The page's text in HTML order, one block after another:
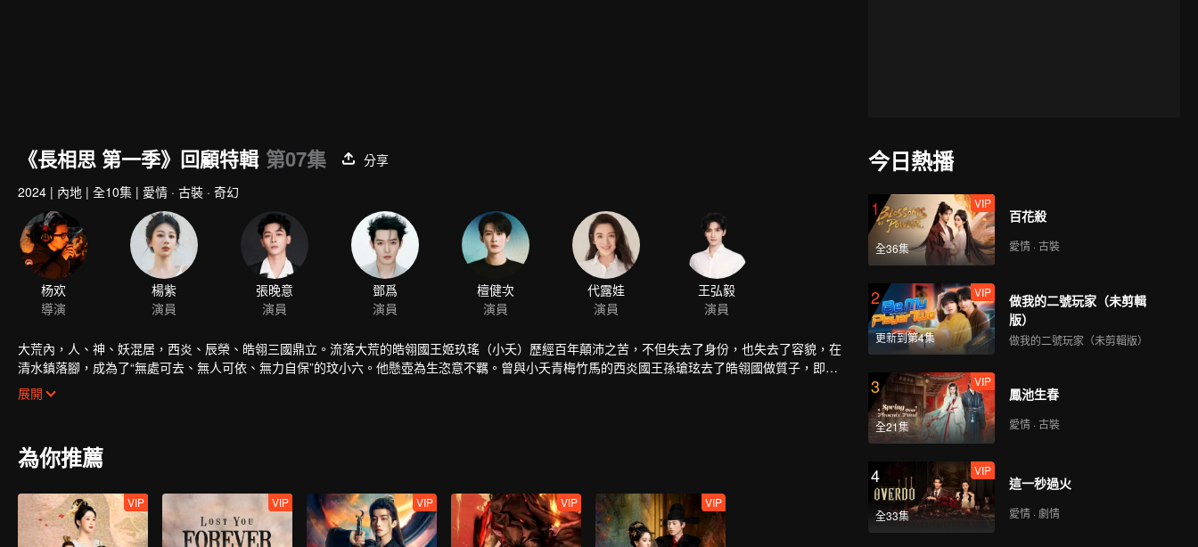
《長相思 第一季》回顧特輯 第07集
分享
2024 | 內地 | 全10集 | 愛情 · 古裝 · 奇幻
杨欢
導演
楊紫
演員
張晚意
演員
鄧爲
演員
檀健次
演員
代露娃
演員
王弘毅
演員
大荒內，人、神、妖混居，西炎、辰榮、皓翎三國鼎立。流落大荒的皓翎國王姬玖瑤（小夭）歷經百年顛沛之苦，不但失去了身份，也失去了容貌，在
清水鎮落腳，成為了“無處可去、無人可依、無力自保”的玟小六。他懸壺為生恣意不羈。曾與小夭青梅竹馬的西炎國王孫瑲玹去了皓翎國做質子，即使
寄人籬下、隱忍蟄伏，為了尋找小夭走遍大荒，來到清水鎮。清水鎮的日子平淡溫馨，玟小六意外救了垂危的青丘公子塗山璟，朝夕相處中二人情愫漸
生；玟小六又與九頭妖相柳不打不相識，惺惺相惜結為知己。玟小六和瑲玹相見不相識，幾經波折，才終與瑲玹相認，恢復王姬身份。為了一統天下，
要天下太平，他的小夭就能夠幸福安康。
展開
為你推薦
VIP VIP VIP VIP VIP
今日熱播
1
全36集
VIP
百花殺
愛情 · 古裝
2
更新到第4集
VIP
做我的二號玩家（未剪輯
版）
做我的二號玩家（未剪輯版）
3
全21集
VIP
鳳池生春
愛情 · 古裝
4
全33集
VIP
這一秒過火
愛情 · 劇情